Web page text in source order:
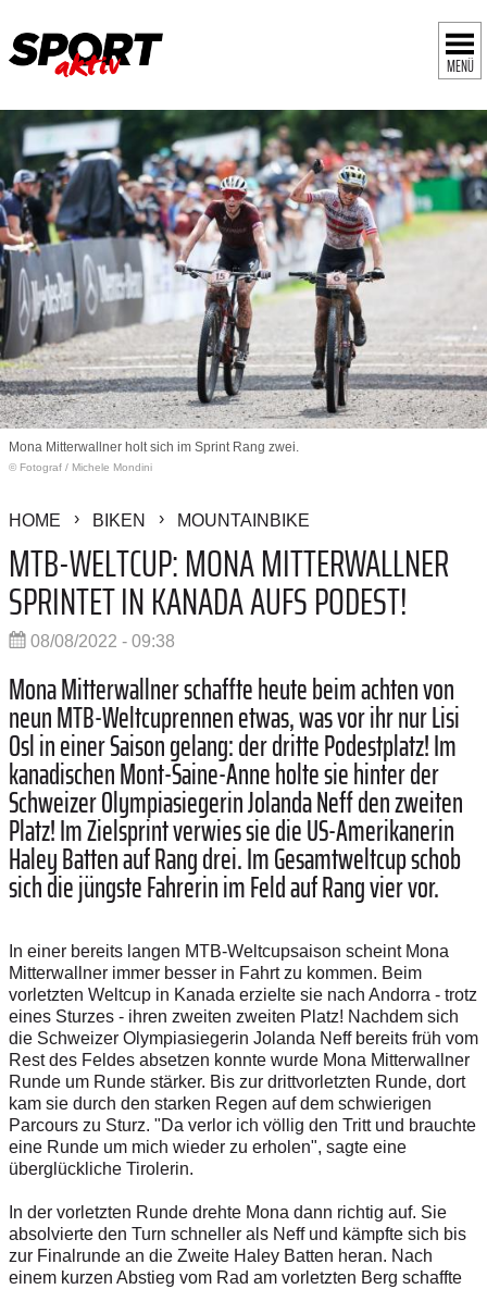
MENÜ
Mona Mitterwallner holt sich im Sprint Rang zwei.
© Fotograf / Michele Mondini
HOME BIKEN MOUNTAINBIKE
MTB-WELTCUP: MONA MITTERWALLNER
SPRINTET IN KANADA AUFS PODEST!
08/08/2022 - 09:38
Mona Mitterwallner schaffte heute beim achten von
neun MTB-Weltcuprennen etwas, was vor ihr nur Lisi
Osl in einer Saison gelang: der dritte Podestplatz! Im
kanadischen Mont-Saine-Anne holte sie hinter der
Schweizer Olympiasiegerin Jolanda Neff den zweiten
Platz! Im Zielsprint verwies sie die US-Amerikanerin
Haley Batten auf Rang drei. Im Gesamtweltcup schob
sich die jüngste Fahrerin im Feld auf Rang vier vor.
In einer bereits langen MTB-Weltcupsaison scheint Mona
Mitterwallner immer besser in Fahrt zu kommen. Beim
vorletzten Weltcup in Kanada erzielte sie nach Andorra - trotz
eines Sturzes - ihren zweiten zweiten Platz! Nachdem sich
die Schweizer Olympiasiegerin Jolanda Neff bereits früh vom
Rest des Feldes absetzen konnte wurde Mona Mitterwallner
Runde um Runde stärker. Bis zur drittvorletzten Runde, dort
kam sie durch den starken Regen auf dem schwierigen
Parcours zu Sturz. "Da verlor ich völlig den Tritt und brauchte
eine Runde um mich wieder zu erholen", sagte eine
überglückliche Tirolerin.
In der vorletzten Runde drehte Mona dann richtig auf. Sie
absolvierte den Turn schneller als Neff und kämpfte sich bis
zur Finalrunde an die Zweite Haley Batten heran. Nach
einem kurzen Abstieg vom Rad am vorletzten Berg schaffte